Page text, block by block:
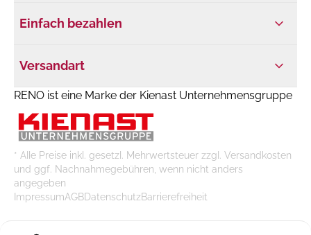
Einfach bezahlen
Versandart
RENO ist eine Marke der Kienast Unternehmensgruppe
* Alle Preise inkl. gesetzl. Mehrwertsteuer zzgl. Versandkosten
und ggf. Nachnahmegebühren, wenn nicht anders
angegeben
ImpressumAGBDatenschutzBarrierefreiheit